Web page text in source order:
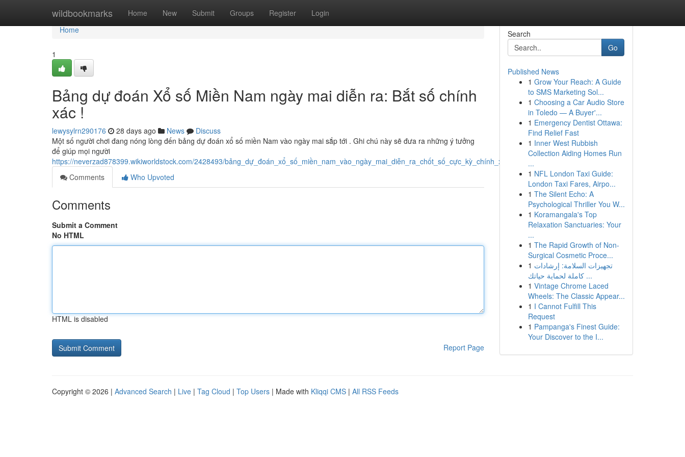
wildbookmarks Home New Submit Groups Register Login
Home
Home
1
Bảng dự đoán Xổ số Miền Nam ngày mai diễn ra: Bắt số chính
xác !
lewysylrn290176 28 days ago News
Discuss
Một số người chơi đang nóng lòng đến bảng dự đoán xổ số miền Nam vào ngày mai sắp tới . Ghi chú này sẽ đưa ra những ý tưởng
để giúp mọi người
https://neverzad878399.wikiworldstock.com/2428493/bảng_dự_đoán_xổ_số_miền_nam_vào_ngày_mai_diễn_ra_chốt_số_cực_kỳ_chính_xác
Comments
Who Upvoted
Comments
Submit a Comment
No HTML
HTML is disabled
Report Page
Search
Go
Published News
1 Grow Your Reach: A Guide
to SMS Marketing Sol...
1 Choosing a Car Audio Store
in Toledo — A Buyer'...
1 Emergency Dentist Ottawa:
Find Relief Fast
1 Inner West Rubbish
Collection Aiding Homes Run
...
1 NFL London Taxi Guide:
London Taxi Fares, Airpo...
1 The Silent Echo: A
Psychological Thriller You W...
1 Koramangala's Top
Relaxation Sanctuaries: Your
...
1 The Rapid Growth of Non-
Surgical Cosmetic Proce...
1 تجهيزات السلامة: إرشادات
كاملة لحماية حياتك ...
1 Vintage Chrome Laced
Wheels: The Classic Appear...
1 I Cannot Fulfill This
Request
1 Pampanga's Finest Guide:
Your Discover to the I...
Copyright © 2026 | Advanced Search | Live | Tag Cloud | Top Users | Made with Kliqqi CMS | All RSS Feeds